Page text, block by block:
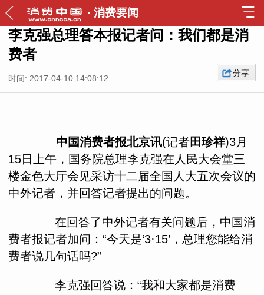
· 消费要闻
李克强总理答本报记者问：我们都是消
费者
时间: 2017-04-10 14:08:12
分享
中国消费者报北京讯(记者田珍祥)3月
15日上午，国务院总理李克强在人民大会堂三
楼金色大厅会见采访十二届全国人大五次会议的
中外记者，并回答记者提出的问题。
在回答了中外记者有关问题后，中国消
费者报记者加问：“今天是‘3·15’，总理您能给消
费者说几句话吗?”
李克强回答说：“我和大家都是消费